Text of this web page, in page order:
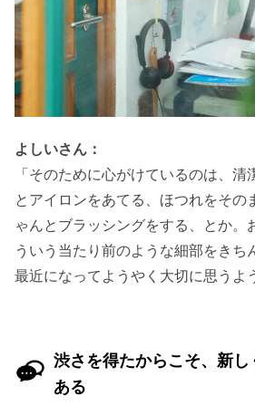
よしいさん：
「そのために心がけているのは、
とアイロンをあてる、ほつれをその
ゃんとブラッシングをする、とか。
ういう当たり前のような細部をきち
最近になってようやく大切に思うよ
渋さを得たからこそ、新
ある